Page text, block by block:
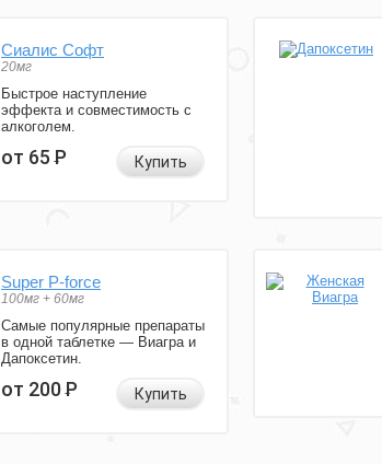
Сиалис Софт
20мг
Быстрое наступление
эффекта и совместимость с
алкоголем.
от 65Р Купить
Super P-force
100мг + 60мг
Самые популярные препараты
в одной таблетке — Виагра и
Дапоксетин.
от 200Р Купить